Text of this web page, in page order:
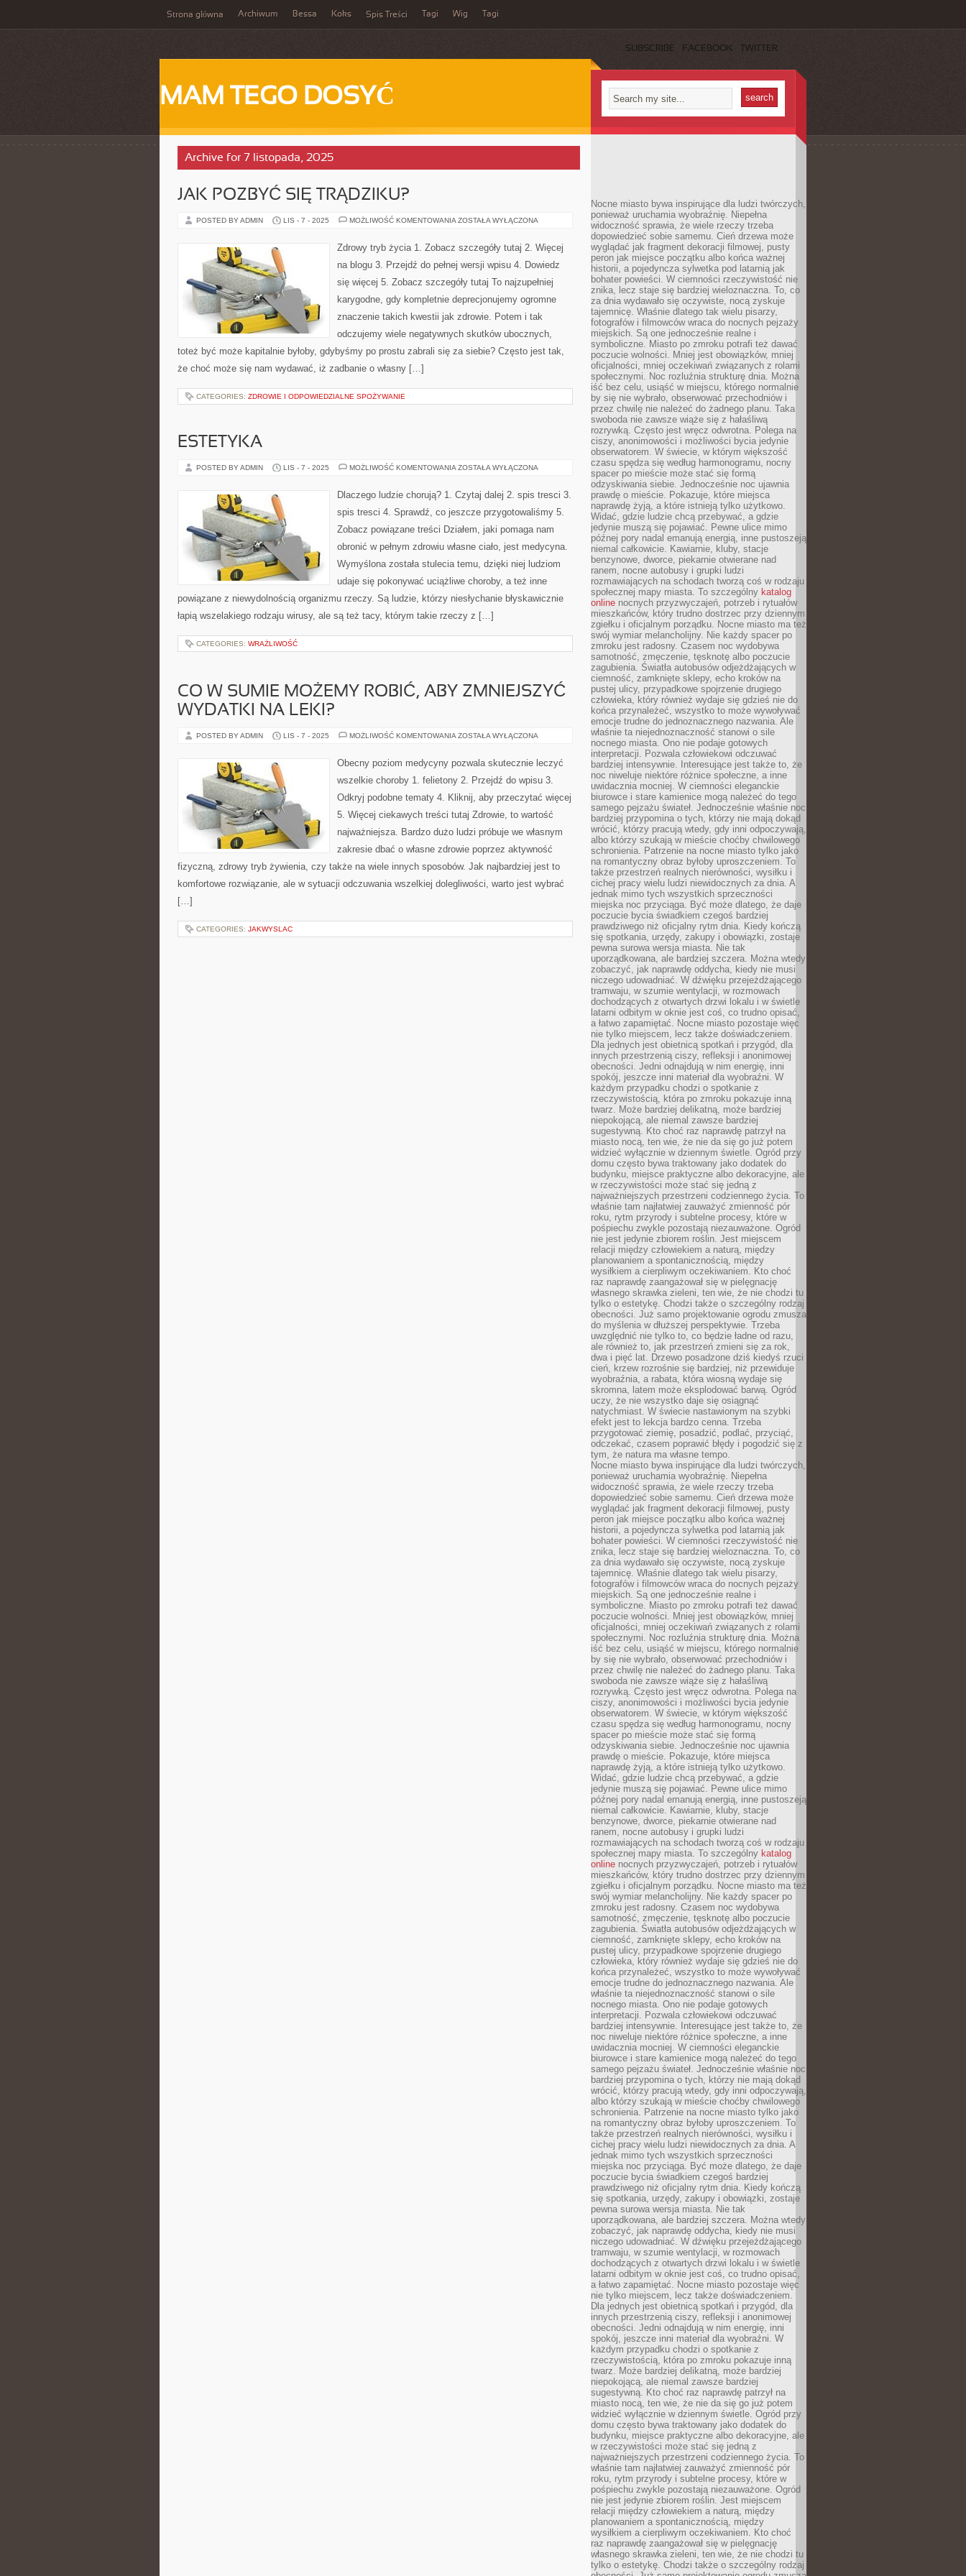
Strona główna Archiwum Bessa Koks Spis Treści Tagi Wig Tagi
SUBSCRIBE FACEBOOK TWITTER
MAM TEGO DOSYĆ
Archive for 7 listopada, 2025
JAK POZBYĆ SIĘ TRĄDZIKU?
POSTED BY ADMIN LIS - 7 - 2025 MOŻLIWOŚĆ KOMENTOWANIA JAK
TRĄDZIKU?
ZOSTAŁA WYŁĄCZONA
Zdrowy tryb życia 1. Zobacz szczegóły tutaj 2. Więcej
na blogu 3. Przejdź do pełnej wersji wpisu 4. Dowiedz
się więcej 5. Zobacz szczegóły tutaj To najzupełniej
karygodne, gdy kompletnie deprecjonujemy ogromne
znaczenie takich kwestii jak zdrowie. Potem i tak
odczujemy wiele negatywnych skutków ubocznych,
toteż być może kapitalnie byłoby, gdybyśmy po prostu zabrali się za siebie? Często jest tak,
że choć może się nam wydawać, iż zadbanie o własny […]
CATEGORIES: ZDROWIE I ODPOWIEDZIALNE SPOŻYWANIE
ESTETYKA
POSTED BY ADMIN LIS - 7 - 2025 MOŻLIWOŚĆ KOMENTOWANIA ESTETYKA
ZOSTAŁA WYŁĄCZONA
Dlaczego ludzie chorują? 1. Czytaj dalej 2. spis tresci 3.
spis tresci 4. Sprawdź, co jeszcze przygotowaliśmy 5.
Zobacz powiązane treści Działem, jaki pomaga nam
obronić w pełnym zdrowiu własne ciało, jest medycyna.
Wymyślona została stulecia temu, dzięki niej ludziom
udaje się pokonywać uciążliwe choroby, a też inne
powiązane z niewydolnością organizmu rzeczy. Są ludzie, którzy niesłychanie błyskawicznie
łapią wszelakiego rodzaju wirusy, ale są też tacy, którym takie rzeczy z […]
CATEGORIES: WRAŻLIWOŚĆ
CO W SUMIE MOŻEMY ROBIĆ, ABY ZMNIEJSZYĆ
WYDATKI NA LEKI?
POSTED BY ADMIN LIS - 7 - 2025 MOŻLIWOŚĆ KOMENTOWANIA CO
MOŻEMY
ROBIĆ,
ZMNIEJSZYĆ
NA
ZOSTAŁA WYŁĄCZONA
Obecny poziom medycyny pozwala skutecznie leczyć
wszelkie choroby 1. felietony 2. Przejdź do wpisu 3.
Odkryj podobne tematy 4. Kliknij, aby przeczytać więcej
5. Więcej ciekawych treści tutaj Zdrowie, to wartość
najważniejsza. Bardzo dużo ludzi próbuje we własnym
zakresie dbać o własne zdrowie poprzez aktywność
fizyczną, zdrowy tryb żywienia, czy także na wiele innych sposobów. Jak najbardziej jest to
komfortowe rozwiązanie, ale w sytuacji odczuwania wszelkiej dolegliwości, warto jest wybrać
[…]
CATEGORIES: JAKWYSLAC
Nocne miasto bywa inspirujące dla ludzi twórczych,
ponieważ uruchamia wyobraźnię. Niepełna
widoczność sprawia, że wiele rzeczy trzeba
dopowiedzieć sobie samemu. Cień drzewa może
wyglądać jak fragment dekoracji filmowej, pusty
peron jak miejsce początku albo końca ważnej
historii, a pojedyncza sylwetka pod latarnią jak
bohater powieści. W ciemności rzeczywistość nie
znika, lecz staje się bardziej wieloznaczna. To, co
za dnia wydawało się oczywiste, nocą zyskuje
tajemnicę. Właśnie dlatego tak wielu pisarzy,
fotografów i filmowców wraca do nocnych pejzaży
miejskich. Są one jednocześnie realne i
symboliczne. Miasto po zmroku potrafi też dawać
poczucie wolności. Mniej jest obowiązków, mniej
oficjalności, mniej oczekiwań związanych z rolami
społecznymi. Noc rozluźnia strukturę dnia. Można
iść bez celu, usiąść w miejscu, którego normalnie
by się nie wybrało, obserwować przechodniów i
przez chwilę nie należeć do żadnego planu. Taka
swoboda nie zawsze wiąże się z hałaśliwą
rozrywką. Często jest wręcz odwrotna. Polega na
ciszy, anonimowości i możliwości bycia jedynie
obserwatorem. W świecie, w którym większość
czasu spędza się według harmonogramu, nocny
spacer po mieście może stać się formą
odzyskiwania siebie. Jednocześnie noc ujawnia
prawdę o mieście. Pokazuje, które miejsca
naprawdę żyją, a które istnieją tylko użytkowo.
Widać, gdzie ludzie chcą przebywać, a gdzie
jedynie muszą się pojawiać. Pewne ulice mimo
późnej pory nadal emanują energią, inne pustoszeją
niemal całkowicie. Kawiarnie, kluby, stacje
benzynowe, dworce, piekarnie otwierane nad
ranem, nocne autobusy i grupki ludzi
rozmawiających na schodach tworzą coś w rodzaju
społecznej mapy miasta. To szczególny katalog
online nocnych przyzwyczajeń, potrzeb i rytuałów
mieszkańców, który trudno dostrzec przy dziennym
zgiełku i oficjalnym porządku. Nocne miasto ma też
swój wymiar melancholijny. Nie każdy spacer po
zmroku jest radosny. Czasem noc wydobywa
samotność, zmęczenie, tęsknotę albo poczucie
zagubienia. Światła autobusów odjeżdżających w
ciemność, zamknięte sklepy, echo kroków na
pustej ulicy, przypadkowe spojrzenie drugiego
człowieka, który również wydaje się gdzieś nie do
końca przynależeć, wszystko to może wywoływać
emocje trudne do jednoznacznego nazwania. Ale
właśnie ta niejednoznaczność stanowi o sile
nocnego miasta. Ono nie podaje gotowych
interpretacji. Pozwala człowiekowi odczuwać
bardziej intensywnie. Interesujące jest także to, że
noc niweluje niektóre różnice społeczne, a inne
uwidacznia mocniej. W ciemności eleganckie
biurowce i stare kamienice mogą należeć do tego
samego pejzażu świateł. Jednocześnie właśnie noc
bardziej przypomina o tych, którzy nie mają dokąd
wrócić, którzy pracują wtedy, gdy inni odpoczywają,
albo którzy szukają w mieście choćby chwilowego
schronienia. Patrzenie na nocne miasto tylko jako
na romantyczny obraz byłoby uproszczeniem. To
także przestrzeń realnych nierówności, wysiłku i
cichej pracy wielu ludzi niewidocznych za dnia. A
jednak mimo tych wszystkich sprzeczności
miejska noc przyciąga. Być może dlatego, że daje
poczucie bycia świadkiem czegoś bardziej
prawdziwego niż oficjalny rytm dnia. Kiedy kończą
się spotkania, urzędy, zakupy i obowiązki, zostaje
pewna surowa wersja miasta. Nie tak
uporządkowana, ale bardziej szczera. Można wtedy
zobaczyć, jak naprawdę oddycha, kiedy nie musi
niczego udowadniać. W dźwięku przejeżdżającego
tramwaju, w szumie wentylacji, w rozmowach
dochodzących z otwartych drzwi lokalu i w świetle
latarni odbitym w oknie jest coś, co trudno opisać,
a łatwo zapamiętać. Nocne miasto pozostaje więc
nie tylko miejscem, lecz także doświadczeniem.
Dla jednych jest obietnicą spotkań i przygód, dla
innych przestrzenią ciszy, refleksji i anonimowej
obecności. Jedni odnajdują w nim energię, inni
spokój, jeszcze inni materiał dla wyobraźni. W
każdym przypadku chodzi o spotkanie z
rzeczywistością, która po zmroku pokazuje inną
twarz. Może bardziej delikatną, może bardziej
niepokojącą, ale niemal zawsze bardziej
sugestywną. Kto choć raz naprawdę patrzył na
miasto nocą, ten wie, że nie da się go już potem
widzieć wyłącznie w dziennym świetle. Ogród przy
domu często bywa traktowany jako dodatek do
budynku, miejsce praktyczne albo dekoracyjne, ale
w rzeczywistości może stać się jedną z
najważniejszych przestrzeni codziennego życia. To
właśnie tam najłatwiej zauważyć zmienność pór
roku, rytm przyrody i subtelne procesy, które w
pośpiechu zwykle pozostają niezauważone. Ogród
nie jest jedynie zbiorem roślin. Jest miejscem
relacji między człowiekiem a naturą, między
planowaniem a spontanicznością, między
wysiłkiem a cierpliwym oczekiwaniem. Kto choć
raz naprawdę zaangażował się w pielęgnację
własnego skrawka zieleni, ten wie, że nie chodzi tu
tylko o estetykę. Chodzi także o szczególny rodzaj
obecności. Już samo projektowanie ogrodu zmusza
do myślenia w dłuższej perspektywie. Trzeba
uwzględnić nie tylko to, co będzie ładne od razu,
ale również to, jak przestrzeń zmieni się za rok,
dwa i pięć lat. Drzewo posadzone dziś kiedyś rzuci
cień, krzew rozrośnie się bardziej, niż przewiduje
wyobraźnia, a rabata, która wiosną wydaje się
skromna, latem może eksplodować barwą. Ogród
uczy, że nie wszystko daje się osiągnąć
natychmiast. W świecie nastawionym na szybki
efekt jest to lekcja bardzo cenna. Trzeba
przygotować ziemię, posadzić, podlać, przyciąć,
odczekać, czasem poprawić błędy i pogodzić się z
tym, że natura ma własne tempo.
Nocne miasto bywa inspirujące dla ludzi twórczych,
ponieważ uruchamia wyobraźnię. Niepełna
widoczność sprawia, że wiele rzeczy trzeba
dopowiedzieć sobie samemu. Cień drzewa może
wyglądać jak fragment dekoracji filmowej, pusty
peron jak miejsce początku albo końca ważnej
historii, a pojedyncza sylwetka pod latarnią jak
bohater powieści. W ciemności rzeczywistość nie
znika, lecz staje się bardziej wieloznaczna. To, co
za dnia wydawało się oczywiste, nocą zyskuje
tajemnicę. Właśnie dlatego tak wielu pisarzy,
fotografów i filmowców wraca do nocnych pejzaży
miejskich. Są one jednocześnie realne i
symboliczne. Miasto po zmroku potrafi też dawać
poczucie wolności. Mniej jest obowiązków, mniej
oficjalności, mniej oczekiwań związanych z rolami
społecznymi. Noc rozluźnia strukturę dnia. Można
iść bez celu, usiąść w miejscu, którego normalnie
by się nie wybrało, obserwować przechodniów i
przez chwilę nie należeć do żadnego planu. Taka
swoboda nie zawsze wiąże się z hałaśliwą
rozrywką. Często jest wręcz odwrotna. Polega na
ciszy, anonimowości i możliwości bycia jedynie
obserwatorem. W świecie, w którym większość
czasu spędza się według harmonogramu, nocny
spacer po mieście może stać się formą
odzyskiwania siebie. Jednocześnie noc ujawnia
prawdę o mieście. Pokazuje, które miejsca
naprawdę żyją, a które istnieją tylko użytkowo.
Widać, gdzie ludzie chcą przebywać, a gdzie
jedynie muszą się pojawiać. Pewne ulice mimo
późnej pory nadal emanują energią, inne pustoszeją
niemal całkowicie. Kawiarnie, kluby, stacje
benzynowe, dworce, piekarnie otwierane nad
ranem, nocne autobusy i grupki ludzi
rozmawiających na schodach tworzą coś w rodzaju
społecznej mapy miasta. To szczególny katalog
online nocnych przyzwyczajeń, potrzeb i rytuałów
mieszkańców, który trudno dostrzec przy dziennym
zgiełku i oficjalnym porządku. Nocne miasto ma też
swój wymiar melancholijny. Nie każdy spacer po
zmroku jest radosny. Czasem noc wydobywa
samotność, zmęczenie, tęsknotę albo poczucie
zagubienia. Światła autobusów odjeżdżających w
ciemność, zamknięte sklepy, echo kroków na
pustej ulicy, przypadkowe spojrzenie drugiego
człowieka, który również wydaje się gdzieś nie do
końca przynależeć, wszystko to może wywoływać
emocje trudne do jednoznacznego nazwania. Ale
właśnie ta niejednoznaczność stanowi o sile
nocnego miasta. Ono nie podaje gotowych
interpretacji. Pozwala człowiekowi odczuwać
bardziej intensywnie. Interesujące jest także to, że
noc niweluje niektóre różnice społeczne, a inne
uwidacznia mocniej. W ciemności eleganckie
biurowce i stare kamienice mogą należeć do tego
samego pejzażu świateł. Jednocześnie właśnie noc
bardziej przypomina o tych, którzy nie mają dokąd
wrócić, którzy pracują wtedy, gdy inni odpoczywają,
albo którzy szukają w mieście choćby chwilowego
schronienia. Patrzenie na nocne miasto tylko jako
na romantyczny obraz byłoby uproszczeniem. To
także przestrzeń realnych nierówności, wysiłku i
cichej pracy wielu ludzi niewidocznych za dnia. A
jednak mimo tych wszystkich sprzeczności
miejska noc przyciąga. Być może dlatego, że daje
poczucie bycia świadkiem czegoś bardziej
prawdziwego niż oficjalny rytm dnia. Kiedy kończą
się spotkania, urzędy, zakupy i obowiązki, zostaje
pewna surowa wersja miasta. Nie tak
uporządkowana, ale bardziej szczera. Można wtedy
zobaczyć, jak naprawdę oddycha, kiedy nie musi
niczego udowadniać. W dźwięku przejeżdżającego
tramwaju, w szumie wentylacji, w rozmowach
dochodzących z otwartych drzwi lokalu i w świetle
latarni odbitym w oknie jest coś, co trudno opisać,
a łatwo zapamiętać. Nocne miasto pozostaje więc
nie tylko miejscem, lecz także doświadczeniem.
Dla jednych jest obietnicą spotkań i przygód, dla
innych przestrzenią ciszy, refleksji i anonimowej
obecności. Jedni odnajdują w nim energię, inni
spokój, jeszcze inni materiał dla wyobraźni. W
każdym przypadku chodzi o spotkanie z
rzeczywistością, która po zmroku pokazuje inną
twarz. Może bardziej delikatną, może bardziej
niepokojącą, ale niemal zawsze bardziej
sugestywną. Kto choć raz naprawdę patrzył na
miasto nocą, ten wie, że nie da się go już potem
widzieć wyłącznie w dziennym świetle. Ogród przy
domu często bywa traktowany jako dodatek do
budynku, miejsce praktyczne albo dekoracyjne, ale
w rzeczywistości może stać się jedną z
najważniejszych przestrzeni codziennego życia. To
właśnie tam najłatwiej zauważyć zmienność pór
roku, rytm przyrody i subtelne procesy, które w
pośpiechu zwykle pozostają niezauważone. Ogród
nie jest jedynie zbiorem roślin. Jest miejscem
relacji między człowiekiem a naturą, między
planowaniem a spontanicznością, między
wysiłkiem a cierpliwym oczekiwaniem. Kto choć
raz naprawdę zaangażował się w pielęgnację
własnego skrawka zieleni, ten wie, że nie chodzi tu
tylko o estetykę. Chodzi także o szczególny rodzaj